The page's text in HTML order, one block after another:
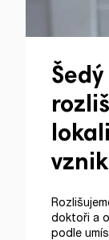
doktoři a
podle